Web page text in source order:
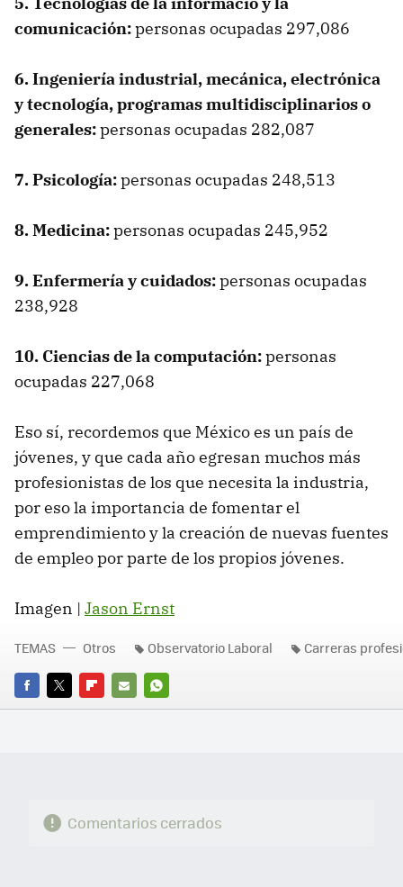
comunicación:personas ocupadas 297,086
6. Ingeniería industrial, mecánica, electrónica
y tecnología, programas multidisciplinarios o
generales:personas ocupadas 282,087
7. Psicología:personas ocupadas 248,513
8. Medicina:personas ocupadas 245,952
9. Enfermería y cuidados:personas ocupadas
238,928
10. Ciencias de la computación:personas
ocupadas 227,068
Eso sí, recordemos que México es un país de
jóvenes, y que cada año egresan muchos más
profesionistas de los que necesita la industria,
por eso la importancia de fomentar el
emprendimiento y la creación de nuevas fuentes
de empleo por parte de los propios jóvenes.
Imagen | Jason Ernst
FACEBOOK
TWITTERFLIPBOARD
E-
WHATSAPP
TEMAS Otros Observatorio Laboral Carreras
Comentarios cerrados